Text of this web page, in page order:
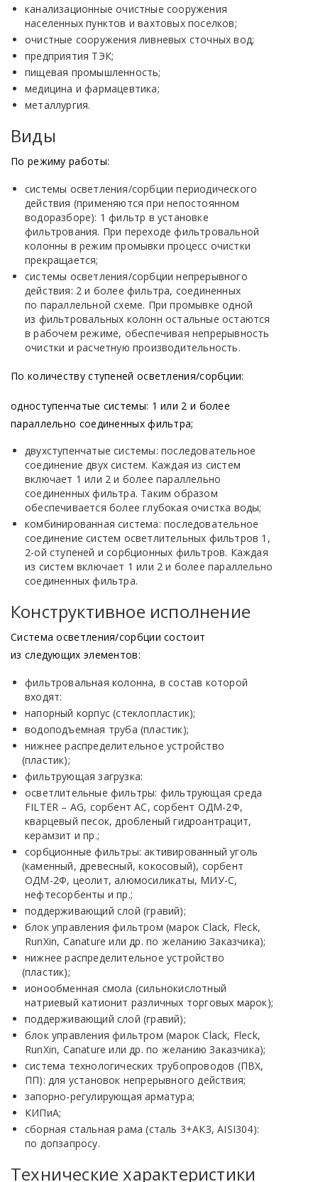
Продукция
Установки осветления воды
канализационные очистные сооружения
населенных пунктов и вахтовых поселков;
очистные сооружения ливневых сточных вод;
предприятия ТЭК;
пищевая промышленность;
медицина и фармацевтика;
металлургия.
Виды
По режиму работы:
системы осветления/сорбции периодического
действия (применяются при непостоянном
водоразборе): 1 фильтр в установке
фильтрования. При переходе фильтровальной
колонны в режим промывки процесс очистки
прекращается;
системы осветления/сорбции непрерывного
действия: 2 и более фильтра, соединенных
по параллельной схеме. При промывке одной
из фильтровальных колонн остальные остаются
в рабочем режиме, обеспечивая непрерывность
очистки и расчетную производительность.
По количеству ступеней осветления/сорбции:
одноступенчатые системы: 1 или 2 и более
параллельно соединенных фильтра;
двухступенчатые системы: последовательное
соединение двух систем. Каждая из систем
включает 1 или 2 и более параллельно
соединенных фильтра. Таким образом
обеспечивается более глубокая очистка воды;
комбинированная система: последовательное
соединение систем осветлительных фильтров 1,
2-ой ступеней и сорбционных фильтров. Каждая
из систем включает 1 или 2 и более параллельно
соединенных фильтра.
Конструктивное исполнение
Система осветления/сорбции состоит
из следующих элементов:
фильтровальная колонна, в состав которой
входят:
напорный корпус (стеклопластик);
водоподъемная труба (пластик);
нижнее распределительное устройство
(пластик);
фильтрующая загрузка:
осветлительные фильтры: фильтрующая среда
FILTER – AG, сорбент АС, сорбент ОДМ-2Ф,
кварцевый песок, дробленый гидроантрацит,
керамзит и пр.;
сорбционные фильтры: активированный уголь
(каменный, древесный, кокосовый), сорбент
ОДМ-2Ф, цеолит, алюмосиликаты, МИУ-С,
нефтесорбенты и пр.;
поддерживающий слой (гравий);
блок управления фильтром (марок Clack, Fleck,
RunXin, Canature или др. по желанию Заказчика);
нижнее распределительное устройство
(пластик);
ионообменная смола (сильнокислотный
натриевый катионит различных торговых марок);
поддерживающий слой (гравий);
блок управления фильтром (марок Clack, Fleck,
RunXin, Canature или др. по желанию Заказчика);
система технологических трубопроводов (ПВХ,
ПП): для установок непрерывного действия;
запорно-регулирующая арматура;
КИПиА;
сборная стальная рама (сталь 3+АКЗ, AISI304):
по допзапросу.
Технические характеристики